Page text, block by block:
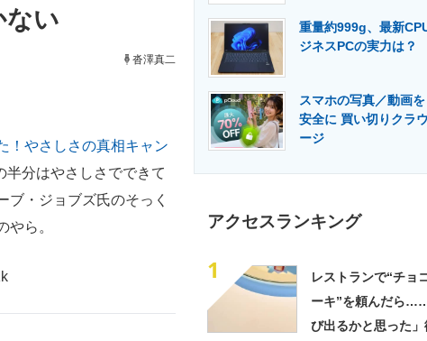
エネルギーの専門メディア 建設×テクノロジーの
ない
沓澤真二
！やさしさの真相キャン
半分はやさしさでできて
・ジョブズ氏のそっく
ら。
重量約999g、最新
ジネスPCの実力は？
スマホの写真／動画
安全に 買い切りクラ
ージ
アクセスランキング
1
レストランで“チョ
ーキ”を頼んだら
び出るかと思った